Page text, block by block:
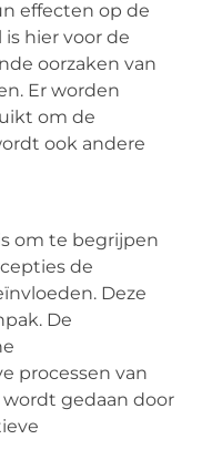
effecten op de
hier voor de
oorzaken van
Er worden
om de
ook andere
om te begrijpen
de
Deze
De
processen van
gedaan door